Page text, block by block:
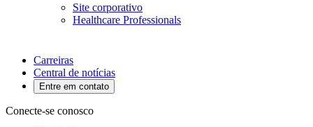
Site corporativo
Healthcare Professionals
Carreiras
Central de notícias
Entre em contato
Conecte-se conosco